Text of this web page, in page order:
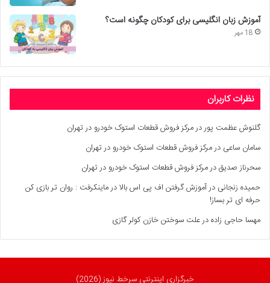
آموزش زبان انگلیسی برای کودکان چگونه است؟
18 مهر
نظرات کاربران
گلنوش عظمت پوردرمرکز فروش قطعات استوک خودرو در تهران
سامان ساعی درمرکز فروش قطعات استوک خودرو در تهران
سحرناز صدیقدرمرکز فروش قطعات استوک خودرو در تهران
حمیده زنجانی درآموزش گرفتن اف پی اس بالا در ماینکرفت : روان تر بازی کن
حرفه ای تر بساز!
مهسا حاجی زادهدرعلت سوختن خازن کولر گازی
خبرگزاری اینترنتی سرخط نیوز (2026)